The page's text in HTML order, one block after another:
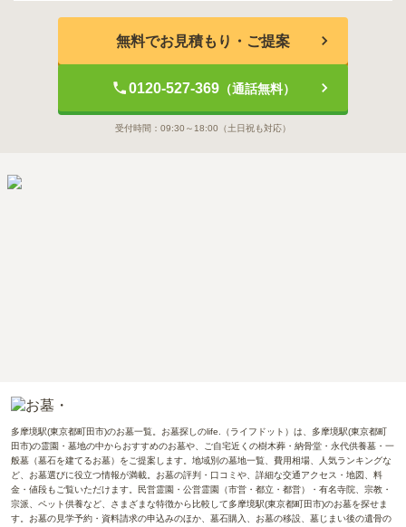
無料でお見積もり・ご提案
0120-527-369（通話無料）
受付時間： 09:30～18:00 （土日祝も対応）
多摩境駅(東京都町田市)のお墓一覧。お墓探しのlife.（ライフドット）は、多摩境駅(東京都町
田市)の霊園・墓地の中からおすすめのお墓や、ご自宅近くの樹木葬・納骨堂・永代供養墓・一
般墓（墓石を建てるお墓）をご提案します。地域別の墓地一覧、費用相場、人気ランキングな
ど、お墓選びに役立つ情報が満載。お墓の評判・口コミや、詳細な交通アクセス・地図、料
金・値段もご覧いただけます。民営霊園・公営霊園（市営・都立・都営）・有名寺院、宗教・
宗派、ペット供養など、さまざまな特徴から比較して多摩境駅(東京都町田市)のお墓を探せま
す。お墓の見学予約・資料請求の申込みのほか、墓石購入、お墓の移設、墓じまい後の遺骨の